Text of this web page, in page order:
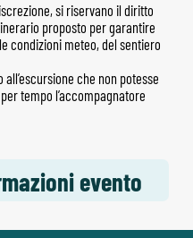
si riservano il diritto
proposto per garantire
condizioni meteo, del sentiero
che non potesse
tempo l’accompagnatore
evento